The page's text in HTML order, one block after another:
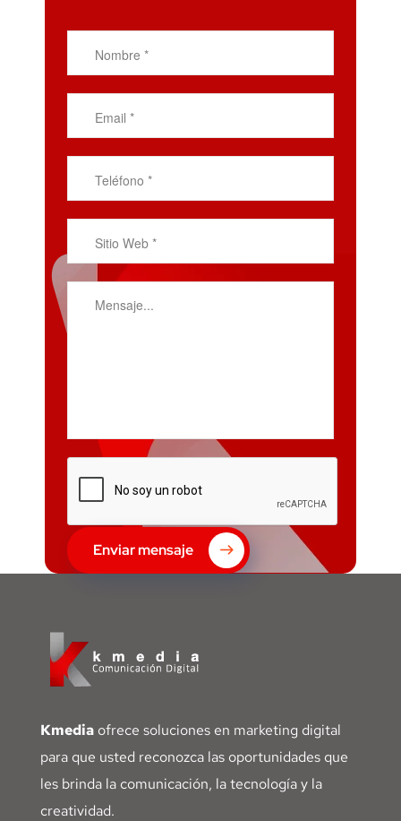
Enviar mensaje
Kmedia ofrece soluciones en marketing digital
para que usted reconozca las oportunidades que
les brinda la comunicación, la tecnología y la
creatividad.